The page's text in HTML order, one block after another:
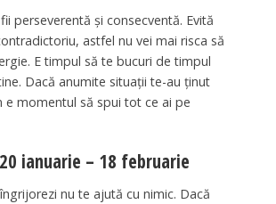
perseverentă și consecventă. Evită
astfel nu vei mai risca să
E timpul să te bucuri de timpul
Dacă anumite situații te-au ținut
e momentul să spui tot ce ai pe
ianuarie – 18 februarie
nu te ajută cu nimic. Dacă